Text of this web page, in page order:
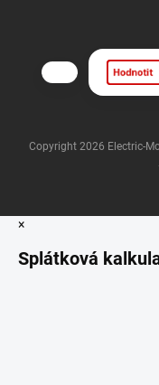
Copyright 2026 Electric-
×
Splátková